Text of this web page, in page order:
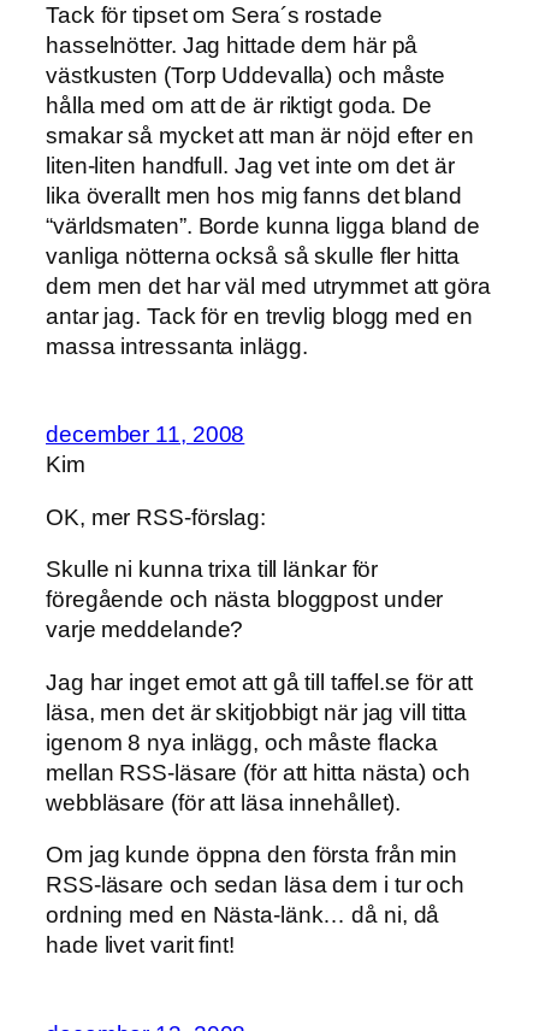
Tack för tipset om Sera´s rostade
hasselnötter. Jag hittade dem här på
västkusten (Torp Uddevalla) och måste
hålla med om att de är riktigt goda. De
smakar så mycket att man är nöjd efter en
liten-liten handfull. Jag vet inte om det är
lika överallt men hos mig fanns det bland
“världsmaten”. Borde kunna ligga bland de
vanliga nötterna också så skulle fler hitta
dem men det har väl med utrymmet att göra
antar jag. Tack för en trevlig blogg med en
massa intressanta inlägg.
december 11, 2008
Kim
OK, mer RSS-förslag:
Skulle ni kunna trixa till länkar för
föregående och nästa bloggpost under
varje meddelande?
Jag har inget emot att gå till taffel.se för att
läsa, men det är skitjobbigt när jag vill titta
igenom 8 nya inlägg, och måste flacka
mellan RSS-läsare (för att hitta nästa) och
webbläsare (för att läsa innehållet).
Om jag kunde öppna den första från min
RSS-läsare och sedan läsa dem i tur och
ordning med en Nästa-länk… då ni, då
hade livet varit fint!